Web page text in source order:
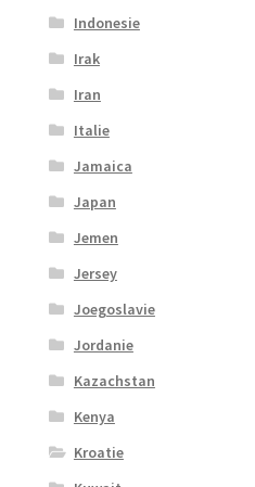
Indonesie
Irak
Iran
Italie
Jamaica
Japan
Jemen
Jersey
Joegoslavie
Jordanie
Kazachstan
Kenya
Kroatie